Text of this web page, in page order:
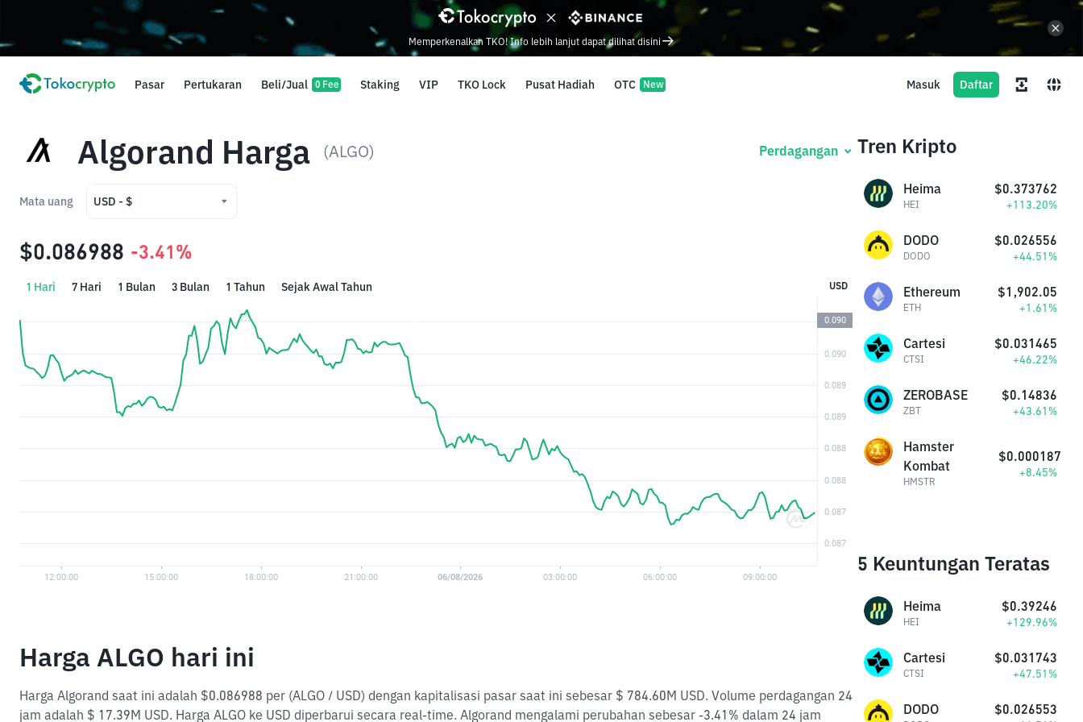
Pasar Pertukaran Beli/Jual 0 Fee Staking VIP TKO Lock Pusat Hadiah OTC New Masuk Daftar
Memperkenalkan TKO! Info lebih lanjut dapat dilihat disini
Algorand Harga (ALGO) Perdagangan
Mata uang USD - $
IDR - Rp
$0.086988 -3.41%
1 Hari 7 Hari 1 Bulan 3 Bulan 1 Tahun Sejak Awal Tahun USD
Harga ALGO hari ini
Harga Algorand saat ini adalah $0.086988 per (ALGO / USD) dengan kapitalisasi pasar saat ini sebesar $ 784.60M USD. Volume perdagangan 24
jam adalah $ 17.39M USD. Harga ALGO ke USD diperbarui secara real-time. Algorand mengalami perubahan sebesar -3.41% dalam 24 jam
Tren Kripto
Heima
HEI
$0.373762
+113.20%
DODO
DODO
$0.026556
+44.51%
Ethereum
ETH
$1,902.05
+1.61%
Cartesi
CTSI
$0.031465
+46.22%
ZEROBASE
ZBT
$0.14836
+43.61%
Hamster
Kombat
HMSTR
$0.000187
+8.45%
5 Keuntungan Teratas
Heima
HEI
$0.39246
+129.96%
Cartesi
CTSI
$0.031743
+47.51%
DODO $0.026553